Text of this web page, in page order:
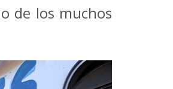
de los muchos